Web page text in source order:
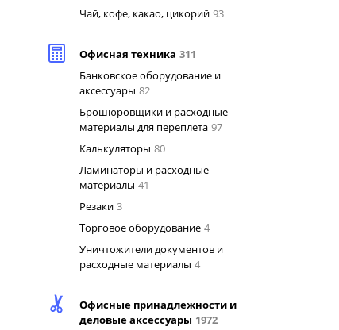
Чай, кофе, какао, цикорий 93
Офисная техника 311
Банковское оборудование и
аксессуары 82
Брошюровщики и расходные
материалы для переплета 97
Калькуляторы 80
Ламинаторы и расходные
материалы 41
Резаки 3
Торговое оборудование 4
Уничтожители документов и
расходные материалы 4
Офисные принадлежности и
деловые аксессуары 1972